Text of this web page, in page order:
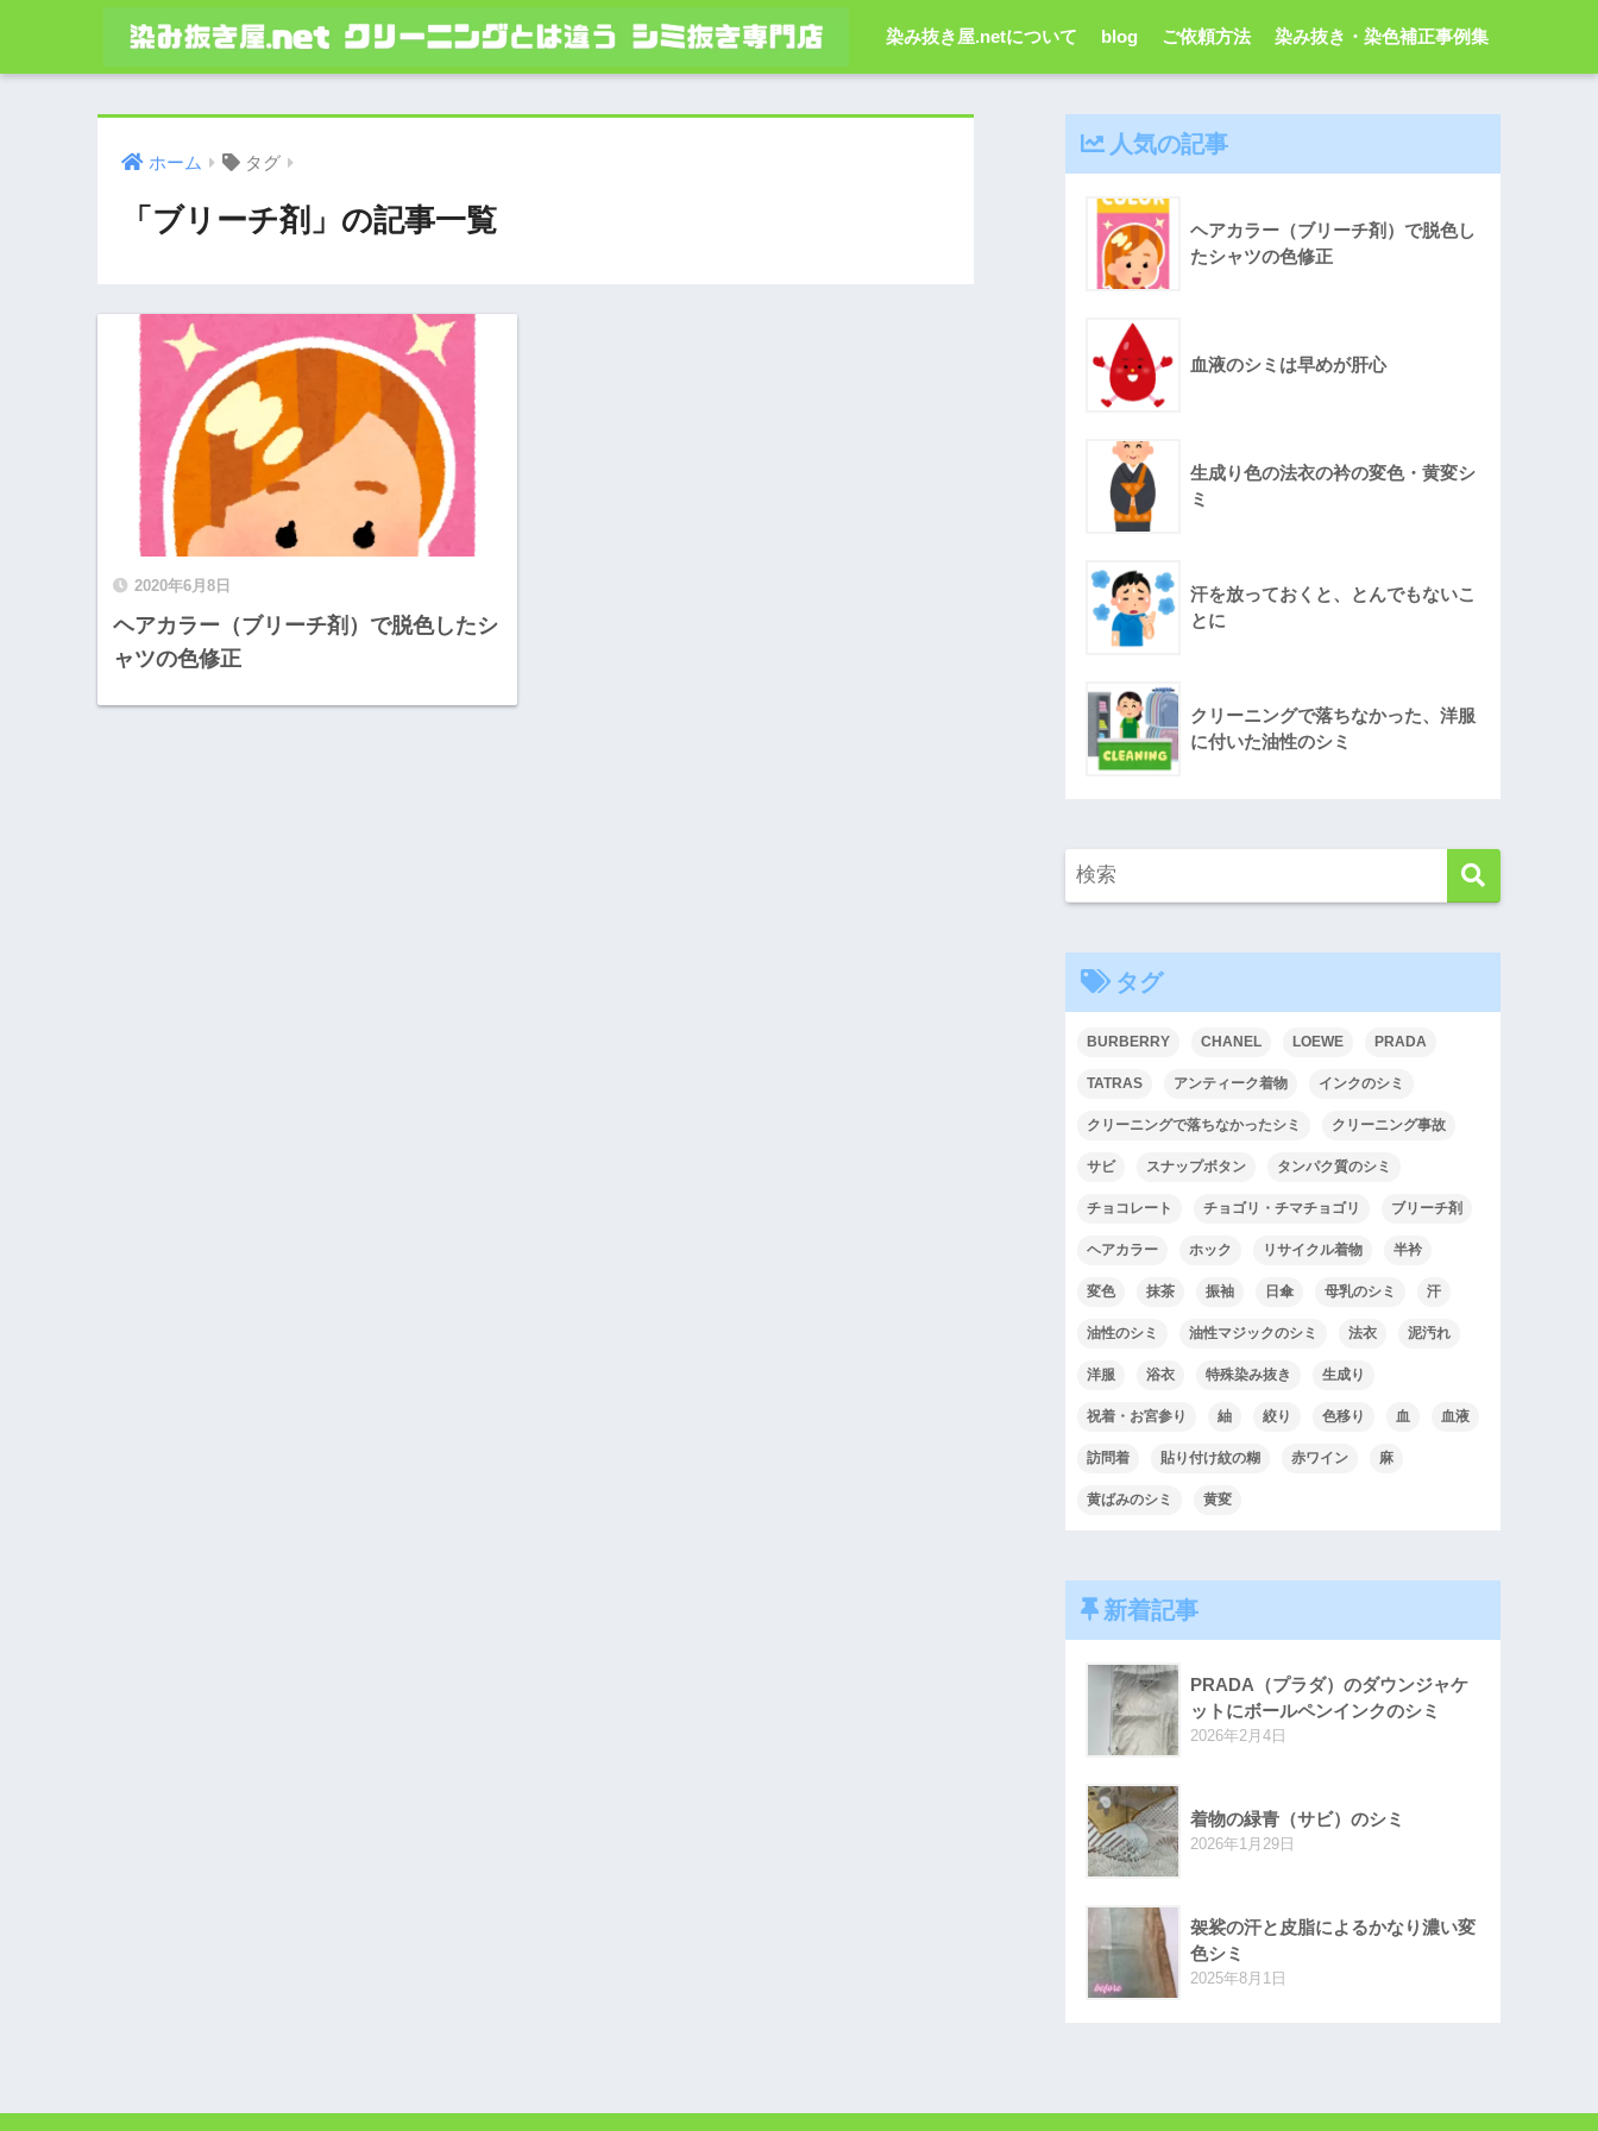
染み抜き屋.netについて blog ご依頼方法 染み抜き・染色補正事例集
ホーム タグ
「ブリーチ剤」の記事一覧
2020年6月8日
ヘアカラー（ブリーチ剤）で脱色したシ
ャツの色修正
人気の記事
ヘアカラー（ブリーチ剤）で脱色し
たシャツの色修正
血液のシミは早めが肝心
生成り色の法衣の衿の変色・黄変シ
ミ
汗を放っておくと、とんでもないこ
とに
クリーニングで落ちなかった、洋服
に付いた油性のシミ
タグ
BURBERRY CHANEL LOEWE PRADA
TATRAS アンティーク着物 インクのシミ
クリーニングで落ちなかったシミ クリーニング事故
サビ スナップボタン タンパク質のシミ
チョコレート チョゴリ・チマチョゴリ ブリーチ剤
ヘアカラー ホック リサイクル着物 半衿
変色 抹茶 振袖 日傘 母乳のシミ 汗
油性のシミ 油性マジックのシミ 法衣 泥汚れ
洋服 浴衣 特殊染み抜き 生成り
祝着・お宮参り 紬 絞り 色移り 血 血液
訪問着 貼り付け紋の糊 赤ワイン 麻
黄ばみのシミ 黄変
新着記事
PRADA（プラダ）のダウンジャケ
ットにボールペンインクのシミ
2026年2月4日
着物の緑青（サビ）のシミ
2026年1月29日
袈裟の汗と皮脂によるかなり濃い変
色シミ
2025年8月1日